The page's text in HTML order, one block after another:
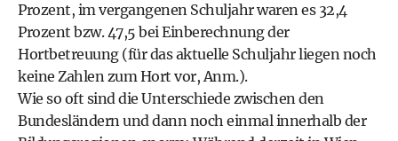
Prozent, im vergangenen Schuljahr waren es 32,4
Prozent bzw. 47,5 bei Einberechnung der
Hortbetreuung (für das aktuelle Schuljahr liegen noch
keine Zahlen zum Hort vor, Anm.).
Wie so oft sind die Unterschiede zwischen den
Bundesländern und dann noch einmal innerhalb der